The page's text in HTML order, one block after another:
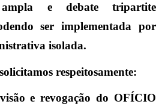
ampla e debate tripartite
ser implementada por
isolada.
respeitosamente:
e revogação do OFÍCIO